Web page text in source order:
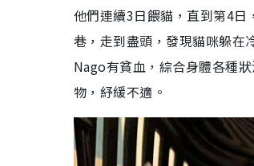
他們連續3日餵貓，直到第4
巷，走到盡頭，發現貓咪躲在
Nago有貧血，綜合身體各種
物，紓緩不適。